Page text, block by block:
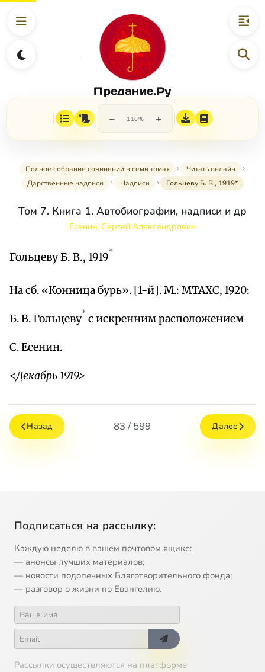
Предание.Ру
− 110% +
Полное собрание сочинений в семи томах
Читать онлайн
Дарственные надписи
Надписи Гольцеву Б. В., 1919*
Том 7. Книга 1. Автобиографии, надписи и др
Есенин, Сергей Александрович
Гольцеву Б. В., 1919*
На сб. «Конница бурь». [1-й]. М.: МТАХС, 1920:
Б. В. Гольцеву* с искренним расположением
С. Есенин.
<Декабрь 1919>
Назад 83 / 599 Далее
Подписаться на рассылку:
Каждую неделю в вашем почтовом ящике:
— анонсы лучших материалов;
— новости подопечных Благотворительного фонда;
— разговор о жизни по Евангелию.
Рассылки осуществляются на платформе